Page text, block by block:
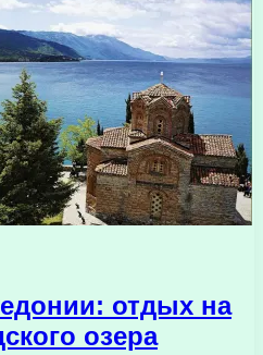
отдых на
озера